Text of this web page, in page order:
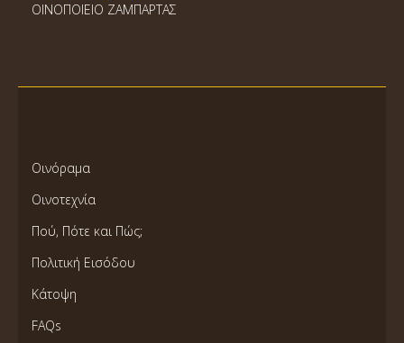
ΟΙΝΟΠΟΙΕΙΟ ΖΑΜΠΑΡΤΑΣ
Οινόραμα
Οινοτεχνία
Πού, Πότε και Πώς;
Πολιτική Εισόδου
Κάτοψη
FAQs